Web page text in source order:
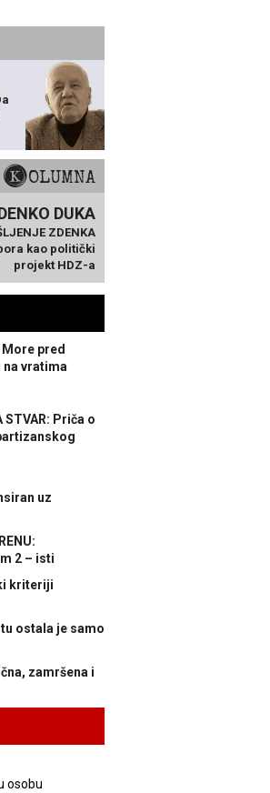
KOLUMNA
DUKA
ZDENKA
kao politički
projekt HDZ-a
More pred
na vratima
STVAR: Priča o
uz
2 – isti
kriteriji
ostala je samo
zamršena i
osobu